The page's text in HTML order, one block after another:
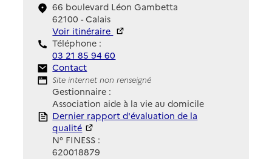
66 boulevard Léon Gambetta
62100 - Calais
Voir itinéraire
Téléphone :
03 21 85 94 60
Contact
Contact
Site Internet
Site internet non renseigné
Gestionnaire :
Association aide à la vie au domicile
Rapport HAS
Dernier rapport d'évaluation de la
qualité
N° FINESS :
620018879